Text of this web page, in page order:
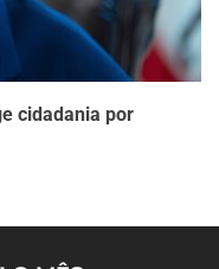
cidadania por